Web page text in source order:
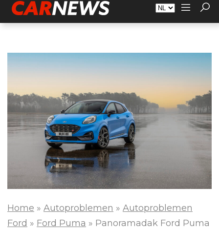
Adverteren Over Carnews.nl Contact
Home » Autoproblemen » Autoproblemen
Ford » Ford Puma » Panoramadak Ford Puma